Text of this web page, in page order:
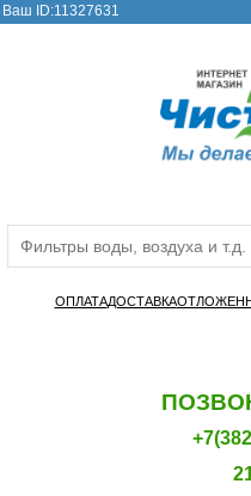
Ваш ID:11327631
ОПЛАТАДОСТАВКА